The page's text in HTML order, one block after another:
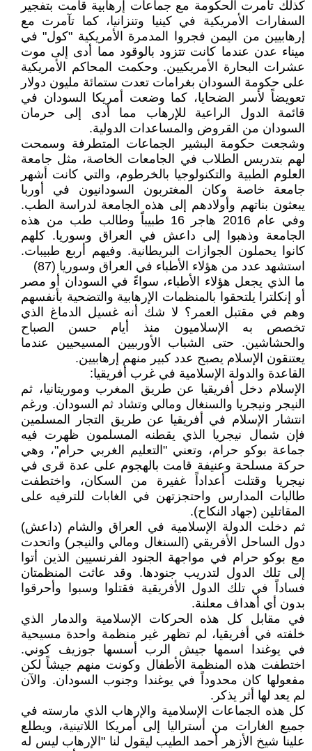
كذلك تآمرت الحكومة مع جماعات إرهابية قامت بتفجير
السفارات الأمريكية في كينيا وتنزانيا، كما تآمرت مع
إرهابيين من اليمن فجروا المدمرة الأمريكية "كول" في
ميناء عدن عندما كانت تتزود بالوقود مما أدى إلى موت
عشرات البحارة الأمريكيين. وحكمت المحاكم الأمريكية
على حكومة السودان بغرامات تعدت ستمائة مليون دولار
تعويضاً لأسر الضحايا، كما وضعت أمريكا السودان في
قائمة الدول الراعية للإرهاب مما أدى إلى حرمان
السودان من القروض والمساعدات الدولية.
وشجعت حكومة البشير الجماعات المتطرفة وسمحت
لهم بتدريس الطلاب في الجامعات الخاصة، مثل جامعة
العلوم الطبية والتكنولوجيا بالخرطوم، والتي كانت أشهر
جامعة خاصة وكان المغتربون السودانيون في أوربا
يبعثون بناتهم وأولادهم إلى هذه الجامعة لدراسة الطب.
وفي عام 2016 هاجر 16 طبيباً وطالب طب من هذه
الجامعة وذهبوا إلى داعش في العراق وسوريا. كلهم
كانوا يحملون الجوازات البريطانية. وفيهم أربع طبيبات.
استشهد عدد من هؤلاء الأطباء في العراق وسوريا (87)
ما الذي يجعل هؤلاء الأطباء، سواءً في السودان أو مصر
أو إنكلترا يلتحقوا بالمنظمات الإرهابية والتضحية بأنفسهم
وهم في مقتبل العمر؟ لا شك أنه غسيل الدماغ الذي
تخصص به الإسلاميون منذ أيام حسن الصباح
والحشاشين. حتى الشباب الأوربيين المسيحيين عندما
يعتنقون الإسلام يصبح عدد كبير منهم إرهابيين.
القاعدة والدولة الإسلامية في غرب أفريقيا:
الإسلام دخل أفريقيا عن طريق المغرب وموريتانيا، ثم
النيجر ونيجريا والسنغال ومالي وتشاد ثم السودان. ورغم
انتشار الإسلام في أفريقيا عن طريق التجار المسلمين
فإن شمال نيجريا الذي يقطنه المسلمون ظهرت فيه
جماعة بوكو حرام، وتعني "التعليم الغربي حرام"، وهي
حركة مسلحة وعنيفة قامت بالهجوم على عدة قرى في
نيجريا وقتلت أعداداً غفيرة من السكان، واختطفت
طالبات المدارس واحتجزتهن في الغابات للترفيه على
المقاتلين (جهاد النكاح).
ثم دخلت الدولة الإسلامية في العراق والشام (داعش)
دول الساحل الأفريقي (السنغال ومالي والنيجر) واتحدت
مع بوكو حرام في مواجهة الجنود الفرنسيين الذين أتوا
إلى تلك الدول لتدريب جنودها. وقد عاثت المنظمتان
فساداً في تلك الدول الأفريقية فقتلوا وسبوا وأحرقوا
بدون أي أهداف معلنة.
في مقابل كل هذه الحركات الإسلامية والدمار الذي
خلفته في أفريقيا، لم تظهر غير منظمة واحدة مسيحية
في يوغندا اسمها جيش الرب أسسها جوزيف كوني.
اختطفت هذه المنظمة الأطفال وكونت منهم جيشاً لكن
مفعولها كان محدوداً في يوغندا وجنوب السودان. والآن
لم يعد لها أثر يذكر.
كل هذه الجماعات الإسلامية والإرهاب الذي مارسته في
جميع الغارات من أستراليا إلى أمريكا اللاتينية، ويطلع
علينا شيخ الأزهر أحمد الطيب ليقول لنا "الإرهاب ليس له